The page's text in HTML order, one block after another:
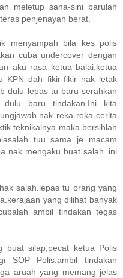
meletup sana-sini barulah
penjenayah berat.
menyampah bila kes polis
cuba undercover dengan
aku rasa ketua balai,ketua
KPN dah fikir-fikir nak letak
dulu lepas tu baru serahkan
dulu baru tindakan.Ini kita
reka-reka cerita
teknikalnya maka bersihlah
tuu..sama je macam
nak mengaku buat salah..ini
salah.lepas tu orang yang
yang dilihat banyak
ambil tindakan tegas
buat silap,pecat ketua Polis
SOP Polis.ambil tindakan
aruah yang memang jelas